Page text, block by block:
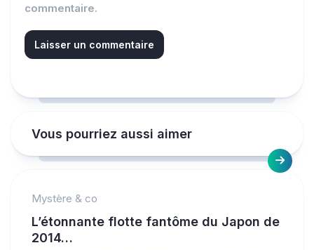
commentaire.
Vous pourriez aussi aimer
Mystère & co
L’étonnante flotte fantôme du Japon de
2014…